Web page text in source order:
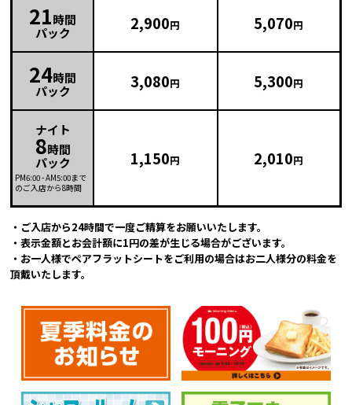
21時間
パック
2,900円 5,070円
24時間
パック
3,080円 5,300円
ナイト
8時間
パック
PM6:00-AM5:00まで
のご入店から8時間
1,150円 2,010円
・ご入店から24時間で一度ご精算をお願いいたします。
・表示金額とお会計額に1円の差が生じる場合がございます。
・お一人様でペアフラットシートをご利用の場合はお二人様分の料金を
頂戴いたします。